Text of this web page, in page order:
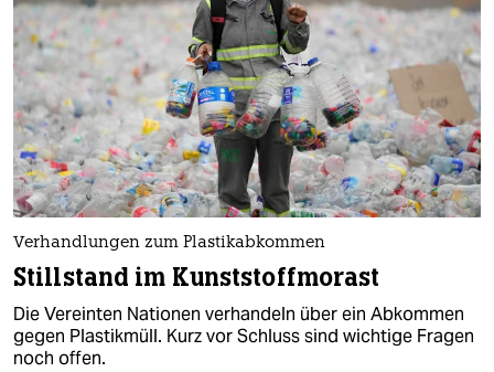
Verhandlungen zum Plastikabkommen
Stillstand im Kunststoffmorast
Die Vereinten Nationen verhandeln über ein Abkommen
gegen Plastikmüll. Kurz vor Schluss sind wichtige Fragen
noch offen.